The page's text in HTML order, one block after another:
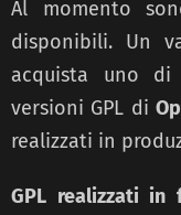
Al momento
disponibili. Un
acquista uno
versioni GPL di
realizzati in
GPL realizzati in